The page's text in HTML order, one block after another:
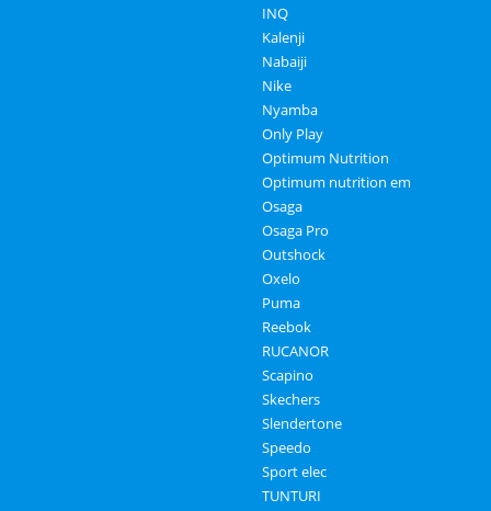
INQ
Kalenji
Nabaiji
Nike
Nyamba
Only Play
Optimum Nutrition
Optimum nutrition em
Osaga
Osaga Pro
Outshock
Oxelo
Puma
Reebok
RUCANOR
Scapino
Skechers
Slendertone
Speedo
Sport elec
TUNTURI